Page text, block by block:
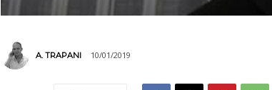
A. TRAPANI 10/01/2019